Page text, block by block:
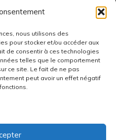
nous utilisons des
pour stocker et/ou accéder aux
de consentir à ces technologies
telles que le comportement
ce site. Le fait de ne pas
peut avoir un effet négatif
dont des vinyles rares et exclusifs.
& Condition•Mentions légales